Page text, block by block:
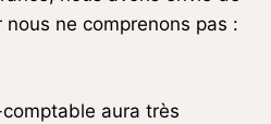
nous ne comprenons pas :
aura très